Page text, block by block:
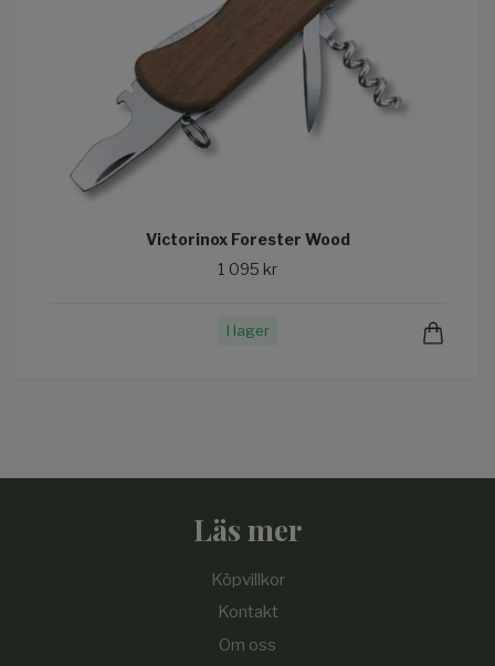
Victorinox Forester Wood
1 095 kr
I lager
Läs mer
Köpvillkor
Kontakt
Om oss